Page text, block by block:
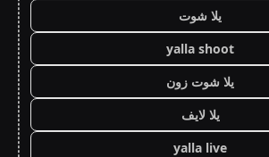
يلا شوت
yalla shoot
يلا شوت زون
يلا لايف
yalla live